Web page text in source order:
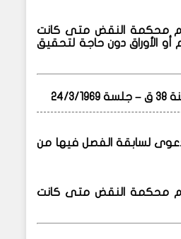
محكمة النقض متى كانت
الأوراق دون حاجة لتحقيق
لسابقة الفصل فيها من
محكمة النقض متى كانت